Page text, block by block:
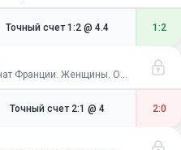
Точный счет 1:2 @ 4.4 1:2
Теннис / Открытый чемпионат Франции. Женщины. Одиночный разряд. 1/4 финала
Точный счет 2:1 @ 4 2:0